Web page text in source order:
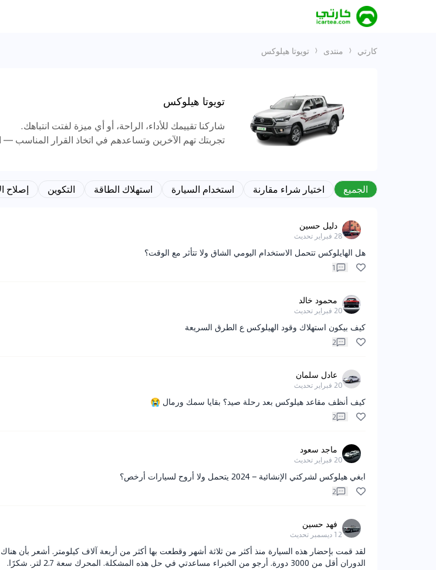
كارتي منتدى تويوتا هيلوكس
تويوتا هيلوكس
شاركنا تقييمك للأداء، الراحة، أو أي ميزة لفتت انتباهك.
تجربتك تهم الآخرين وتساعدهم في اتخاذ القرار المناسب —
الجميع اختيار شراء مقارنة استخدام السيارة استهلاك الطاقة التكوين إصلاح
دليل حسين
28 فبراير تحديث
هل الهايلوكس تتحمل الاستخدام اليومي الشاق ولا تتأثر مع الوقت؟
1
محمود خالد
20 فبراير تحديث
كيف بيكون استهلاك وقود الهيلوكس ع الطرق السريعة
2
عادل سلمان
20 فبراير تحديث
كيف أنظف مقاعد هيلوكس بعد رحلة صيد؟ بقايا سمك ورمال 😭
2
ماجد سعود
20 فبراير تحديث
ابغي هيلوكس لشركتي الإنشائية – 2024 يتحمل ولا أروح لسيارات أرخص؟
2
فهد حسين
12 ديسمبر تحديث
لقد قمت بإحضار هذه السيارة منذ أكثر من ثلاثة أشهر وقطعت بها أكثر من أربعة آلاف كيلومتر. أشعر بأن
الدوران أقل من 3000 دورة. أرجو من الخبراء مساعدتي في حل هذه المشكلة. المحرك سعة 2.7 لتر. شكرًا.